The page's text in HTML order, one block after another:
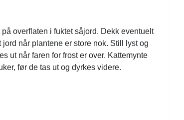
overflaten i fuktet såjord. Dekk eventuelt
når plantene er store nok. Still lyst og
ut når faren for frost er over. Kattemynte
før de tas ut og dyrkes videre.